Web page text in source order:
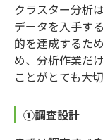
クラスター分析
データを入手す
的を達成するた
め、分析作業だ
ことがとても大
①調査設計